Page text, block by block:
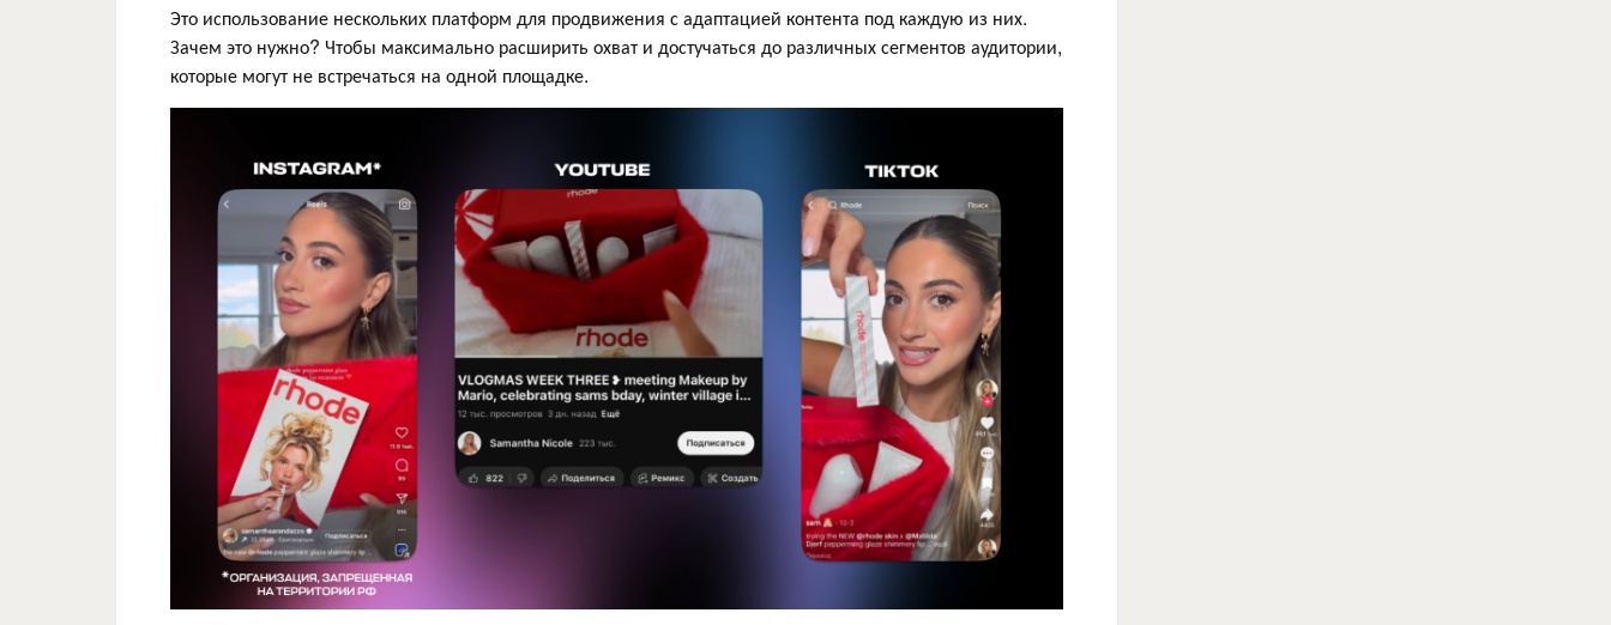
Это использование нескольких платформ для продвижения с адаптацией контента под каждую из них.
Зачем это нужно? Чтобы максимально расширить охват и достучаться до различных сегментов аудитории,
которые могут не встречаться на одной площадке.